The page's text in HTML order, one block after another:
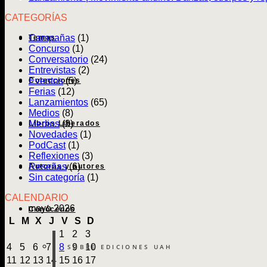
Temas
Colecciones
Libros Liberados
Autoras y autores
Conócenos
SOBRE EDICIONES UAH
CATEGORÍAS
Campañas (1)
Concurso (1)
Conversatorio (24)
Entrevistas (2)
Eventos(5)
Ferias (12)
Lanzamientos (65)
Medios (8)
Medios(8)
Novedades (1)
PodCast(1)
Reflexiones (3)
Reseñas(6)
Sin categoría (1)
CALENDARIO
mayo 2026
L
M X J V S
D
1
2
3
4
5 6 7 8 9
10
11 12 13 14 15 16 17